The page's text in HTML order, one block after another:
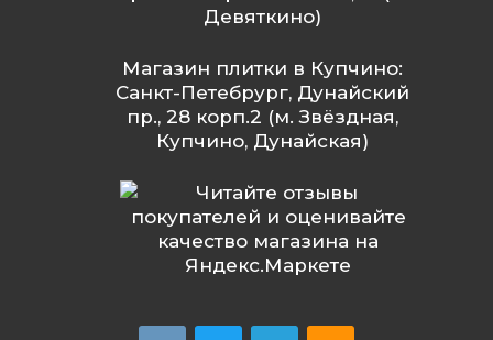
Девяткино)
Магазин плитки в Купчино:
Санкт-Петебрург, Дунайский
пр., 28 корп.2 (м. Звёздная,
Купчино, Дунайская)